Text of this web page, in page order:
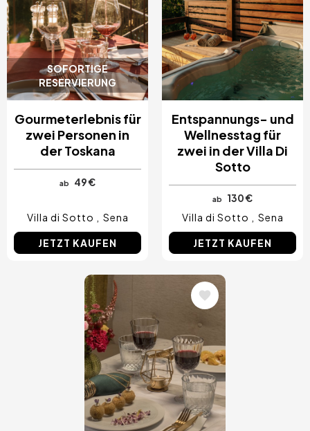
SOFORTIGE
RESERVIERUNG
Gourmeterlebnis für
zwei Personen in
der Toskana
ab 49 €
Villa di Sotto Sena
JETZT KAUFEN
Entspannungs- und
Wellnesstag für
zwei in der Villa Di
Sotto
ab
130 €
Villa di Sotto
Sena
JETZT KAUFEN
Bild